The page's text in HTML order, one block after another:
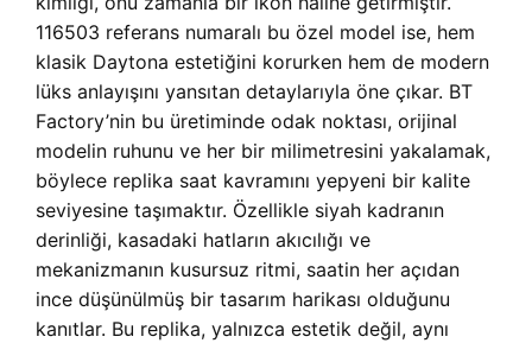
116503 referans numaralı bu özel model ise, hem
klasik Daytona estetiğini korurken hem de modern
lüks anlayışını yansıtan detaylarıyla öne çıkar. BT
Factory’nin bu üretiminde odak noktası, orijinal
modelin ruhunu ve her bir milimetresini yakalamak,
böylece replika saat kavramını yepyeni bir kalite
seviyesine taşımaktır. Özellikle siyah kadranın
derinliği, kasadaki hatların akıcılığı ve
mekanizmanın kusursuz ritmi, saatin her açıdan
ince düşünülmüş bir tasarım harikası olduğunu
kanıtlar. Bu replika, yalnızca estetik değil, aynı